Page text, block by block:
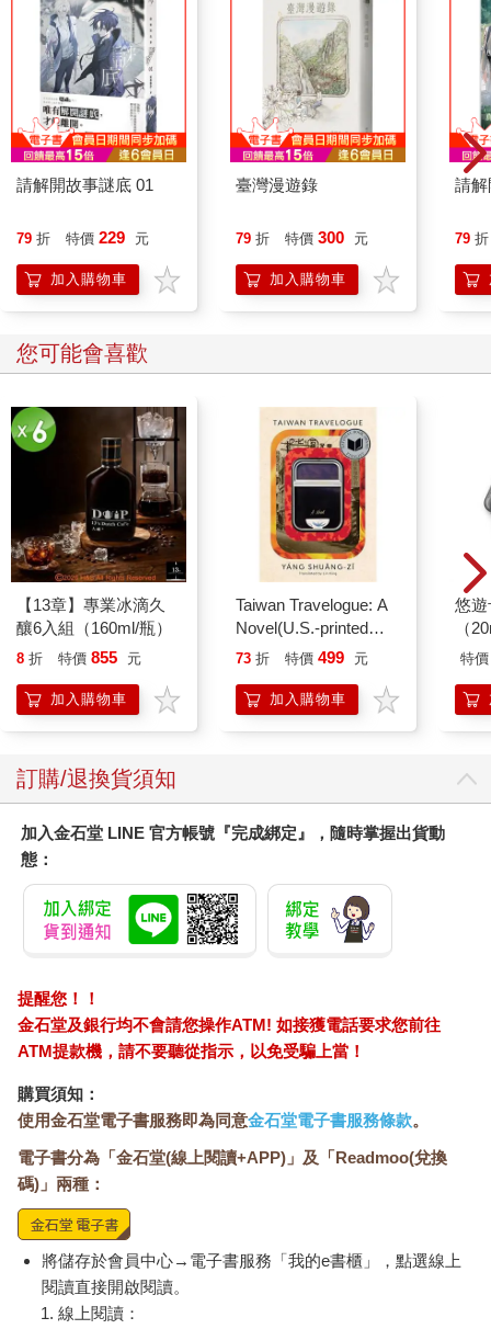
請解開故事謎底 01
79 折 特價 229 元
加入購物車
臺灣漫遊錄
79 折 特價 300 元
加入購物車
請解
79 折
您可能會喜歡
【13章】專業冰滴久
釀6入組（160ml/瓶）
8 折 特價 855 元
加入購物車
Taiwan Travelogue: A
Novel(U.S.-printed
edition)
73 折 特價 499 元
加入購物車
悠
（
特價
訂購/退換貨須知
加入金石堂 LINE 官方帳號『完成綁定』，隨時掌握出貨動
態：
提醒您！！
金石堂及銀行均不會請您操作ATM! 如接獲電話要求您前往
ATM提款機，請不要聽從指示，以免受騙上當！
購買須知：
使用金石堂電子書服務即為同意金石堂電子書服務條款。
電子書分為「金石堂(線上閱讀+APP)」及「Readmoo(兌換
碼)」兩種：
將儲存於會員中心→電子書服務「我的e書櫃」，點選線上
閱讀直接開啟閱讀。
線上閱讀：